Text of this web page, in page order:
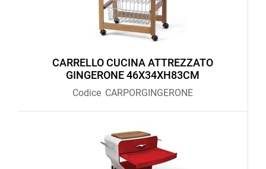
CARRELLO CUCINA ATTREZZATO
GINGERONE 46X34XH83CM
Codice CARPORGINGERONE